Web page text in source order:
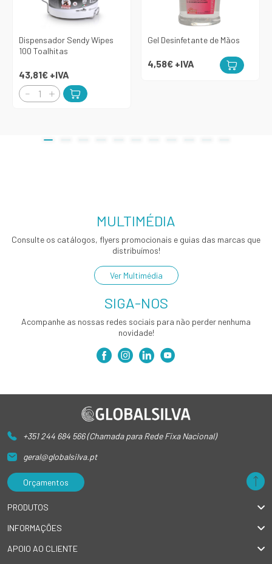
Dispensador Sendy Wipes
100 Toalhitas
43,81€ +IVA
Gel Desinfetante de Mãos
4,58€ +IVA
MULTIMÉDIA
Consulte os catálogos, flyers promocionais e guias das marcas que
distribuímos!
Ver Multimédia
SIGA-NOS
Acompanhe as nossas redes sociais para não perder nenhuma
novidade!
+351 244 684 566 (Chamada para Rede Fixa Nacional)
geral@globalsilva.pt
Orçamentos
PRODUTOS
INFORMAÇÕES
APOIO AO CLIENTE